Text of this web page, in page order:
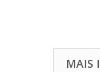
MAIS